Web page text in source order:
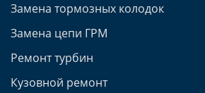
Замена тормозных колодок
Замена цепи ГРМ
Ремонт турбин
Кузовной ремонт